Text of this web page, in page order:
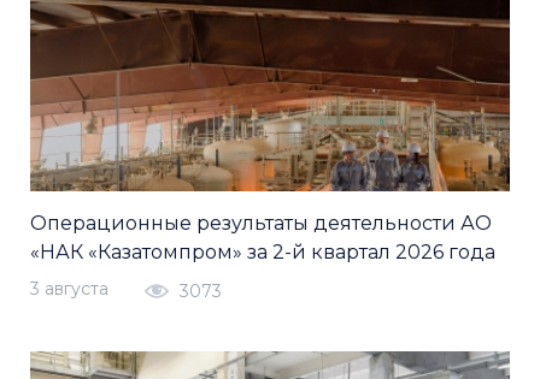
Операционные результаты деятельности АО
«НАК «Казатомпром» за 2-й квартал 2026 года
3 августа 3073